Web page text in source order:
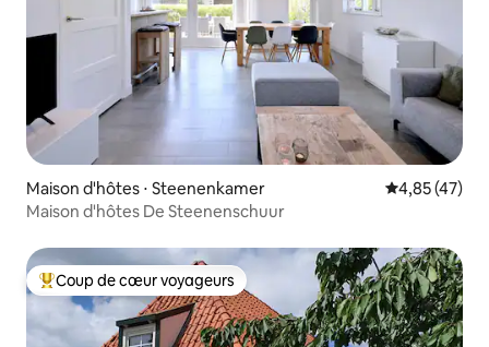
Maison d'hôtes ⋅ Steenenkamer Évaluation
4,85 (47)
Maison d'hôtes De Steenenschuur
Coups de cœur voyageurs les plus appréciés
Coup de cœur voyageurs